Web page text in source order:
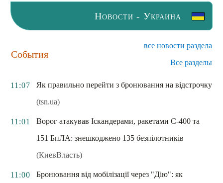
Новости - Украина
События
все новости раздела
Все разделы
11:07
Як правильно перейти з бронювання на відстрочку
(tsn.ua)
11:01
Ворог атакував Іскандерами, ракетами С-400 та
151 БпЛА: знешкоджено 135 безпілотників
(КиевВласть)
11:00
Бронювання від мобілізації через "Дію": як